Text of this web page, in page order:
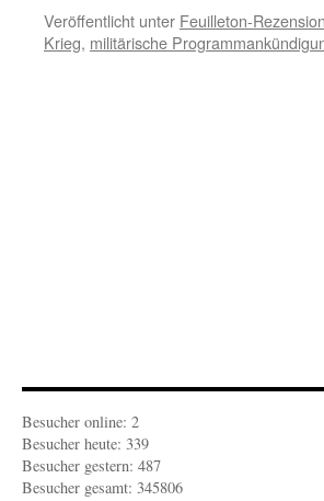
Veröffentlicht unter Feuilleton-Rezension
Krieg, militärische
Besucher online: 2
Besucher heute: 339
Besucher gestern: 487
Besucher gesamt: 345806